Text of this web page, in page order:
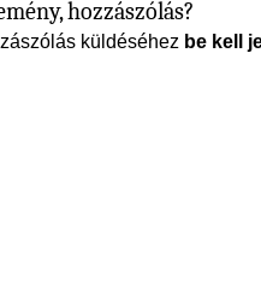
hozzászólás?
küldéséhez be kell